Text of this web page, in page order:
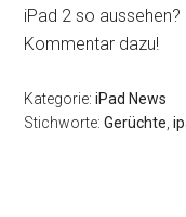
iPad 2 so
Kommentar dazu!
Kategorie:iPad News
Stichworte:Gerüchte ,